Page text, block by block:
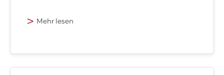
> Mehr lesen